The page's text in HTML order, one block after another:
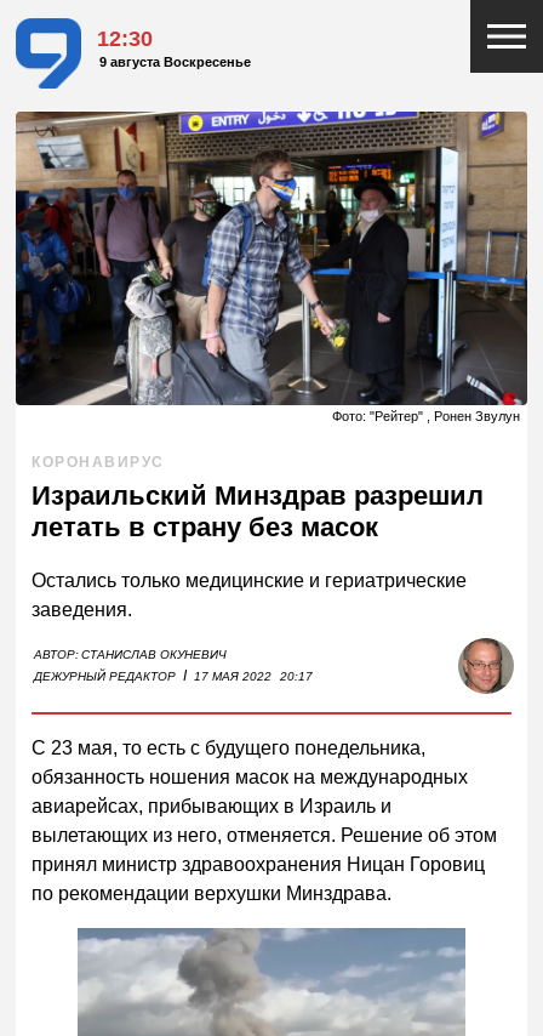
12:30
9 августа Воскресенье
Фото: "Рейтер" , Ронен Звулун
КОРОНАВИРУС
Израильский Минздрав разрешил
летать в страну без масок
Остались только медицинские и гериатрические
заведения.
АВТОР:СТАНИСЛАВ ОКУНЕВИЧ
ДЕЖУРНЫЙ РЕДАКТОР I 17 МАЯ 2022 20:17
С 23 мая, то есть с будущего понедельника,
обязанность ношения масок на международных
авиарейсах, прибывающих в Израиль и
вылетающих из него, отменяется. Решение об этом
принял министр здравоохранения Ницан Горовиц
по рекомендации верхушки Минздрава.